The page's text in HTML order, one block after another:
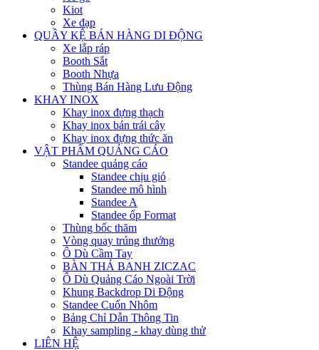
Kiot
Xe đạp
QUẦY KỆ BÁN HÀNG DI ĐỘNG
Xe lắp ráp
Booth Sắt
Booth Nhựa
Thùng Bán Hàng Lưu Động
KHAY INOX
Khay inox đựng thạch
Khay inox bán trái cây
Khay inox đựng thức ăn
VẬT PHẨM QUẢNG CÁO
Standee quảng cáo
Standee chịu gió
Standee mô hình
Standee A
Standee ốp Format
Thùng bốc thăm
Vòng quay trúng thưởng
Ô Dù Cầm Tay
BÀN THẢ BANH ZICZAC
Ô Dù Quảng Cáo Ngoài Trời
Khung Backdrop Di Động
Standee Cuốn Nhôm
Bảng Chỉ Dẫn Thông Tin
Khay sampling - khay dùng thử
LIÊN HỆ